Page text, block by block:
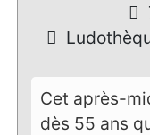
Cet après-
dès 55 ans